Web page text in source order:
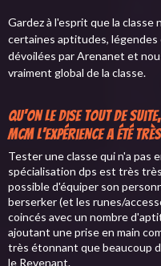
Gardez à l'esprit que la classe
certaines aptitudes,
dévoilées par Arenanet et
vraiment global de la classe.
Qu'on le dise tout de suite,
McM l'expérience a été
Tester une classe qui n'a pas
spécialisation dps est très
possible d'équiper son
berserker (et les runes/
coincés avec un nombre
ajoutant une prise en main
très étonnant que beaucoup
le Revenant.